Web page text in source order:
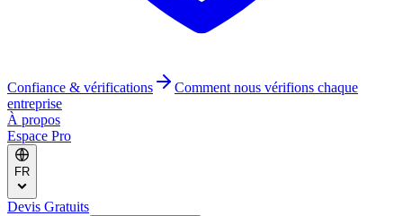
Confiance & vérifications
Comment nous vérifions chaque
entreprise
À propos
Espace Pro
FR
Devis Gratuits